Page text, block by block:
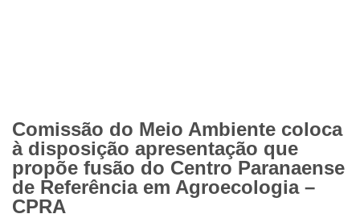
Comissão do Meio Ambiente coloca
à disposição apresentação que
propõe fusão do Centro Paranaense
de Referência em Agroecologia –
CPRA